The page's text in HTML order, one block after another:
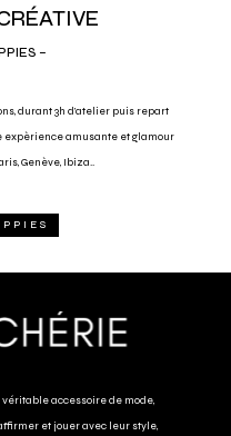
–
durant 3h d’atelier puis repart
expèrience amusante et glamour
Genève, Ibiza..
accessoire de mode,
et jouer avec leur style,